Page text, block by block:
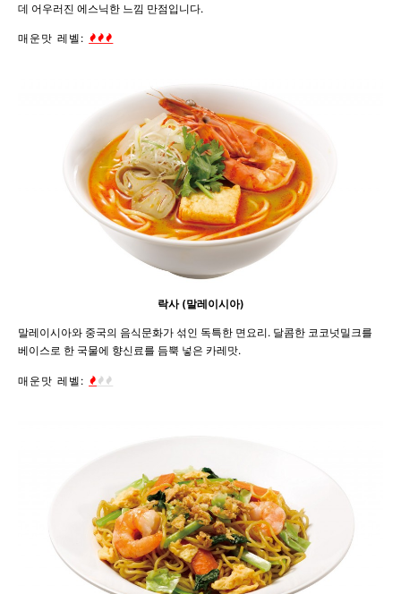
데 어우러진 에스닉한 느낌 만점입니다.
매운맛 레벨:
락사 (말레이시아)
말레이시아와 중국의 음식문화가 섞인 독특한 면요리. 달콤한 코코넛밀크를
베이스로 한 국물에 향신료를 듬뿍 넣은 카레맛.
매운맛 레벨: